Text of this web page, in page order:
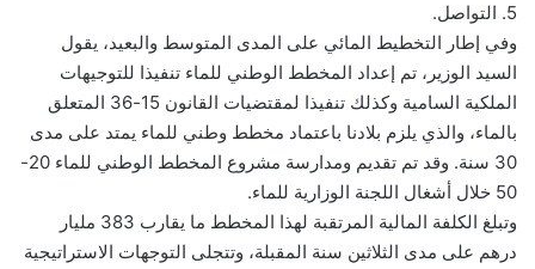
5. التواصل.
وفي إطار التخطيط المائي على المدى المتوسط والبعيد، يقول
السيد الوزير، تم إعداد المخطط الوطني للماء تنفيذا للتوجيهات
الملكية السامية وكذلك تنفيذا لمقتضيات القانون 15-36 المتعلق
بالماء، والذي يلزم بلادنا باعتماد مخطط وطني للماء يمتد على مدى
30 سنة. وقد تم تقديم ومدارسة مشروع المخطط الوطني للماء 20-
50 خلال أشغال اللجنة الوزارية للماء.
وتبلغ الكلفة المالية المرتقبة لهذا المخطط ما يقارب 383 مليار
درهم على مدى الثلاثين سنة المقبلة، وتتجلى التوجهات الاستراتيجية